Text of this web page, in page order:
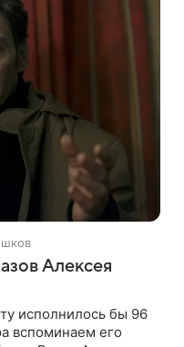
Алексея
исполнилось бы 96
вспоминаем его